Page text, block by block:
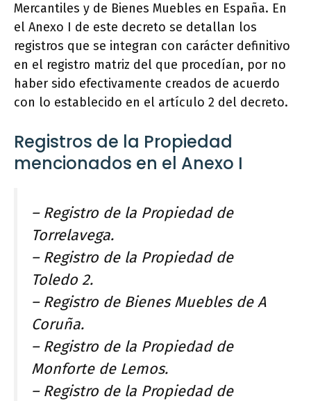
Mercantiles y de Bienes Muebles en España. En
el Anexo I de este decreto se detallan los
registros que se integran con carácter definitivo
en el registro matriz del que procedían, por no
haber sido efectivamente creados de acuerdo
con lo establecido en el artículo 2 del decreto.
Registros de la Propiedad
mencionados en el Anexo I
– Registro de la Propiedad de
Torrelavega.
– Registro de la Propiedad de
Toledo 2.
– Registro de Bienes Muebles de A
Coruña.
– Registro de la Propiedad de
Monforte de Lemos.
– Registro de la Propiedad de